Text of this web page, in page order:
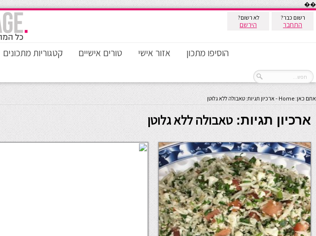
��
רשום כבר?
התחבר
לא רשום?
הירשם
הוסיפו מתכון אזור אישי טורים אישיים קטגוריות מתכונים
אתם כאן: Home
- ארכיון תגיות: טאבולה ללא גלוטן
ארכיון תגיות:טאבולה ללא גלוטן